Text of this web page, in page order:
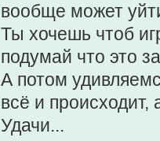
вообще может
Ты хочешь чтоб
подумай что это
А потом
всё и происходит,
Удачи...